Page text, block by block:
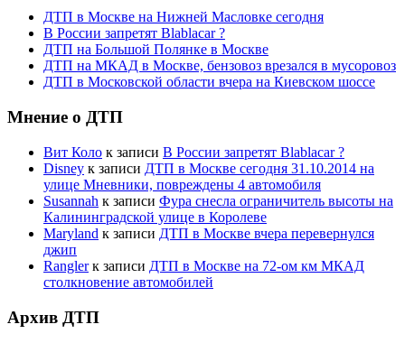
ДТП в Москве на Нижней Масловке сегодня
В России запретят Blablacar ?
ДТП на Большой Полянке в Москве
ДТП на МКАД в Москве, бензовоз врезался в мусоровоз
ДТП в Московской области вчера на Киевском шоссе
Мнение о ДТП
Вит Коло к записи В России запретят Blablacar ?
Disney к записи ДТП в Москве сегодня 31.10.2014 на
улице Мневники, повреждены 4 автомобиля
Susannah к записи Фура снесла ограничитель высоты на
Калининградской улице в Королеве
Maryland к записи ДТП в Москве вчера перевернулся
джип
Ranglerк записи ДТП в Москве на 72-ом км МКАД
столкновение автомобилей
Архив ДТП